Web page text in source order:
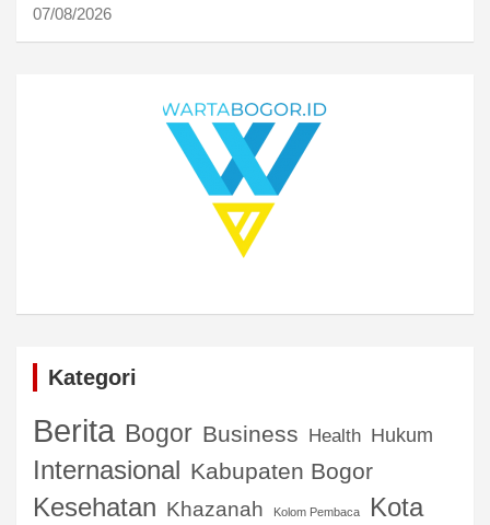
07/08/2026
Kategori
Berita Bogor Business Health Hukum
Internasional Kabupaten Bogor
Kesehatan Khazanah Kolom Pembaca
Kota